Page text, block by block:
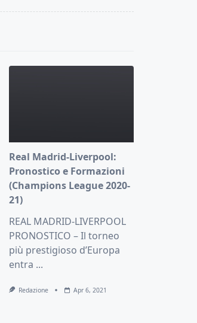
Real Madrid-Liverpool:
Pronostico e Formazioni
(Champions League 2020-
21)
REAL MADRID-LIVERPOOL
PRONOSTICO – Il torneo
più prestigioso d’Europa
entra ...
Redazione Apr 6, 2021